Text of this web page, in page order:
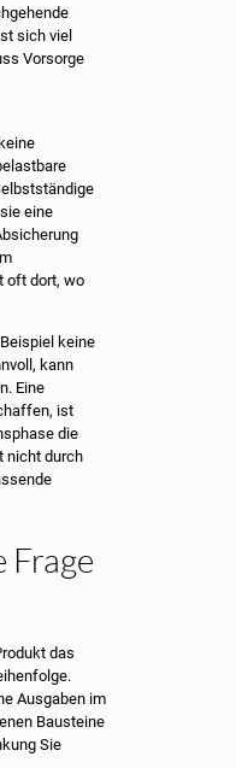
sich viel
Vorsorge
eine
oft dort, wo
keine
kann
Eine
ist
die
nicht durch
Frage
das
Ausgaben im
Bausteine
Sie